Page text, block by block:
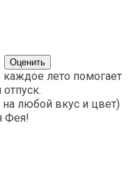
каждое лето помогает
любой вкус и цвет)
Фея!